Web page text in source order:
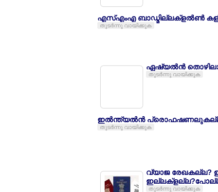
എസ്എംഎ ബാഡ്മില്ലക്ളല്‍ണ്‍
തുടര്‍ന്നു വായിക്കുക
ഏഷ്യല്‍ന്‍
തുടര്‍ന്നു വായിക്കുക
ഇല്‍ന്ത്യല്‍ന്‍
തുടര്‍ന്നു വായിക്കുക
വ്യാജ രേഖകല്ല?
തുടര്‍ന്നു വായിക്കുക